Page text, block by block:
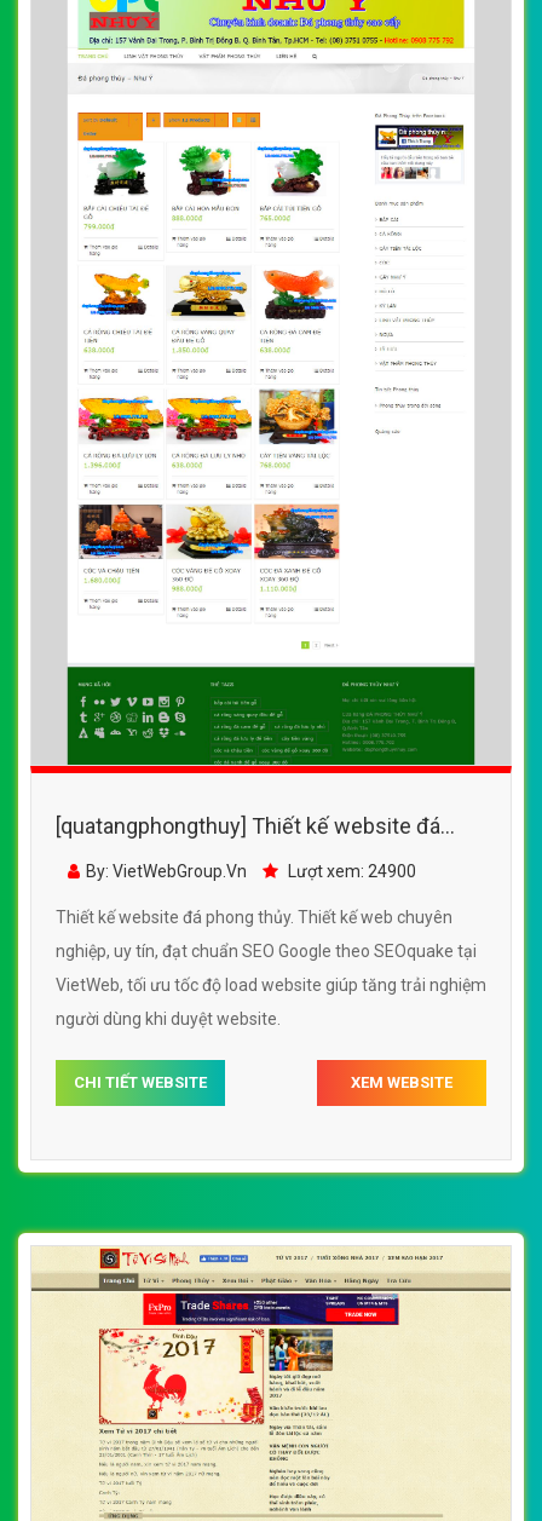
[quatangphongthuy] Thiết kế website đá
phong thủy đẹp, chuyên nghiệp chuẩn SEO
By: VietWebGroup.Vn Lượt xem: 24900
Thiết kế website đá phong thủy. Thiết kế web chuyên
nghiệp, uy tín, đạt chuẩn SEO Google theo SEOquake tại
VietWeb, tối ưu tốc độ load website giúp tăng trải nghiệm
người dùng khi duyệt website.
CHI TIẾT WEBSITE XEM WEBSITE